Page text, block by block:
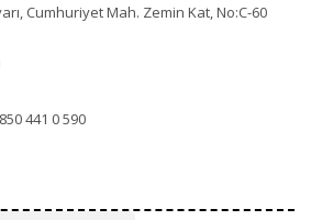
Cumhuriyet Mah. Zemin Kat, No:C-60
441 0 590